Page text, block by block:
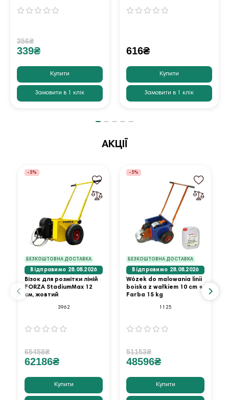
356₴
339₴
Купити
Замовити в 1 клік
616₴
Купити
Замовити в 1 клік
АКЦІЇ
БЕЗКОШТОВНА ДОСТАВКА
-5%
Відправимо 28.08.2026
Візок для розмітки ліній
FORZA StadiumMax 12
см, жовтий
3962
65458₴
62186₴
Купити
БЕЗКОШТОВНА ДОСТАВКА
-5%
Відправимо 28.08.2026
Wózek do malowania linii
boiska z wałkiem 10 cm +
Farba 15 kg
1125
51153₴
48596₴
Купити